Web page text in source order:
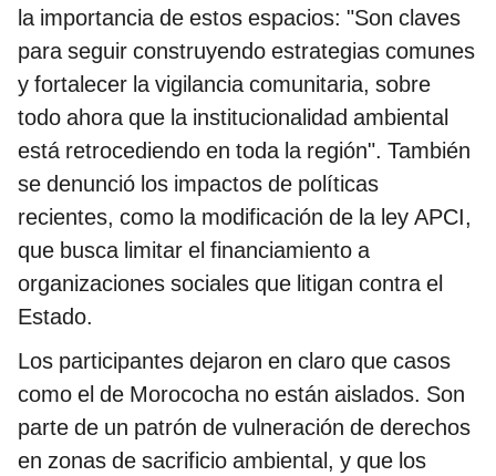
la importancia de estos espacios: "Son claves
para seguir construyendo estrategias comunes
y fortalecer la vigilancia comunitaria, sobre
todo ahora que la institucionalidad ambiental
está retrocediendo en toda la región". También
se denunció los impactos de políticas
recientes, como la modificación de la ley APCI,
que busca limitar el financiamiento a
organizaciones sociales que litigan contra el
Estado.
Los participantes dejaron en claro que casos
como el de Morococha no están aislados. Son
parte de un patrón de vulneración de derechos
en zonas de sacrificio ambiental, y que los